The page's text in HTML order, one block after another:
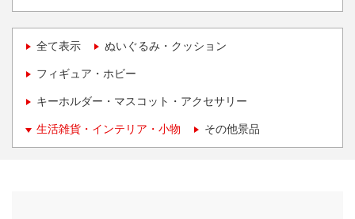
全て表示 ぬいぐるみ・クッション
フィギュア・ホビー
キーホルダー・マスコット・アクセサリー
生活雑貨・インテリア・小物 その他景品